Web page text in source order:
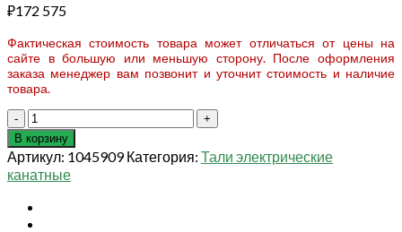
₽172 575
Фактическая стоимость товара может отличаться от цены на
сайте в большую или меньшую сторону. После оформления
заказа менеджер вам позвонит и уточнит стоимость и наличие
товара.
Количество
товара
Таль
электрическая
канатная
TOR
MD
В корзину
Артикул: 1045909 Категория: Тали электрические
канатные